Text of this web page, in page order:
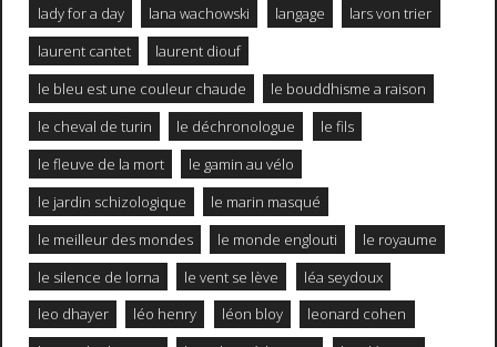
lady for a day
lana wachowski langage
lars von trier
laurent cantet
laurent diouf
le bleu est une couleur chaude
le bouddhisme a raison
le cheval de turin
le déchronologue
le fils
le fleuve de la mort
le gamin au vélo
le jardin schizologique
le marin masqué
le meilleur des mondes
le monde englouti
le royaume
le silence de lorna
le vent se lève
léa seydoux
leo dhayer
léo henry léon bloy
leonard cohen